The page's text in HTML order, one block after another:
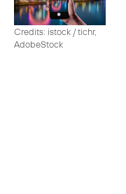
Credits: istock / tichr,
AdobeStock